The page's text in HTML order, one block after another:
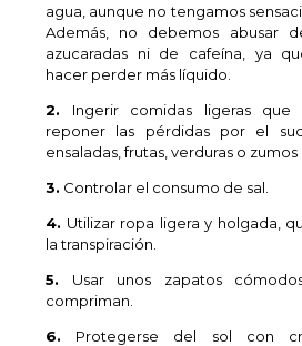
agua, aunque no tengamos
Además, no debemos abusar
azucaradas ni de cafeína, ya
hacer perder más líquido.
2. Ingerir comidas ligeras que
reponer las pérdidas por el
ensaladas, frutas, verduras o zumos
3. Controlar el consumo de sal.
4. Utilizar ropa ligera y holgada,
la transpiración.
5. Usar unos zapatos
compriman.
6. Protegerse del sol con